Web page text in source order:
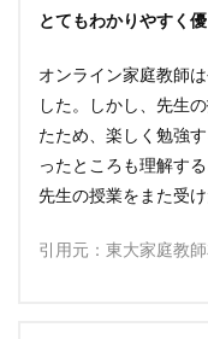
とてもわかりやすく
オンライン家庭教師
した。しかし、先生
たため、楽しく勉強
ったところも理解す
先生の授業をまた受
引用元：東大家庭教